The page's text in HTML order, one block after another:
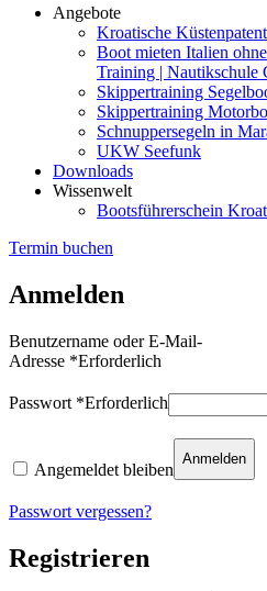
Angebote
Kroatische Küstenpatent
Boot mieten Italien
Training | Nautikschule
Skippertraining
Skippertraining
Schnuppersegeln in
UKW Seefunk
Downloads
Wissenwelt
Bootsführerschein
Termin buchen
Anmelden
Benutzername oder E-Mail-
Adresse *Erforderlich
Passwort *Erforderlich
Angemeldet bleiben
Anmelden
Passwort vergessen?
Registrieren